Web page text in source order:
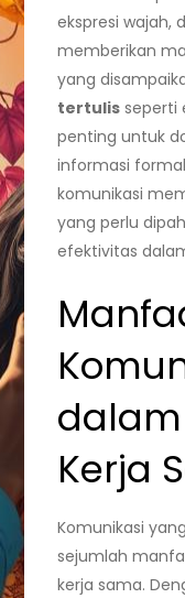
ekspresi wajah,
memberikan
yang
tertulis seperti
penting untuk
informasi
komunikasi
yang perlu
efektivitas
Kerja
Komunikasi
sejumlah
kerja sama.